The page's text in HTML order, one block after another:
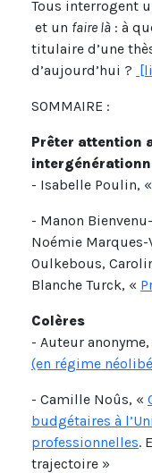
Tous interrogent
et un faire là : à
titulaire d’une
d’aujourd’hui ?
SOMMAIRE :
Prêter attention
- Isabelle Poulin, «
- Manon
Noémie Marques-
Oulkebous,
Blanche Turck, «
Colères
- Auteur anonyme,
(en régime
- Camille Noûs, «
budgétaires à
professionnelles.
trajectoire »